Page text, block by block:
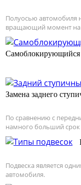
Полуосью автомобиля
вращающий момент на
Замена заднего
По сравнению с
намного больший
Подвеска является
автомобиля.